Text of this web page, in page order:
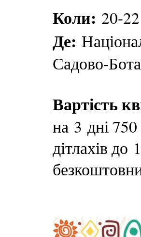
Коли: 20-
Де:
Садово-
Вартість
на 3 дні
дітлахів до